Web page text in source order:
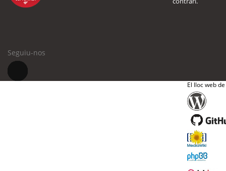
Seguiu-nos
El lloc web